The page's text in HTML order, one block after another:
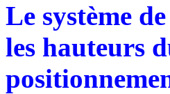
Le système
les hauteurs